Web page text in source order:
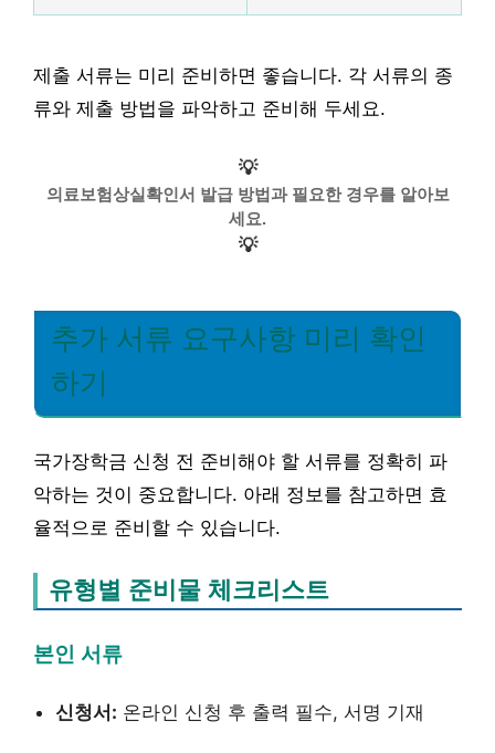
제출 서류는 미리 준비하면 좋습니다. 각 서류의 종
류와 제출 방법을 파악하고 준비해 두세요.
💡
의료보험상실확인서 발급 방법과 필요한 경우를 알아보
세요.
💡
추가 서류 요구사항 미리 확인
하기
국가장학금 신청 전 준비해야 할 서류를 정확히 파
악하는 것이 중요합니다. 아래 정보를 참고하면 효
율적으로 준비할 수 있습니다.
유형별 준비물 체크리스트
본인 서류
신청서: 온라인 신청 후 출력 필수, 서명 기재